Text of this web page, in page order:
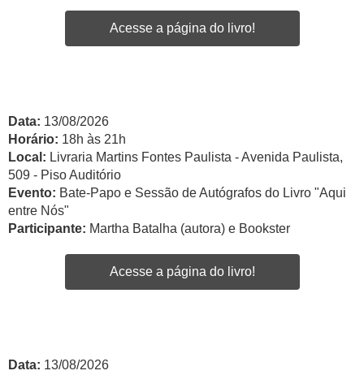
Acesse a página do livro!
Data: 13/08/2026
Horário: 18h às 21h
Local: Livraria Martins Fontes Paulista - Avenida Paulista,
509 - Piso Auditório
Evento: Bate-Papo e Sessão de Autógrafos do Livro "Aqui
entre Nós"
Participante: Martha Batalha (autora) e Bookster
Acesse a página do livro!
Data: 13/08/2026